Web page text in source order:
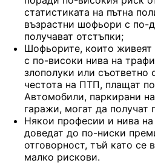
статистиката на пътна
възрастни шофьори с по-
получават отстъпки;
Шофьорите, които живеят
с по-високи нива на
злополуки или съответно
честота на ПТП, плащат
Автомобили, паркирани
гаражи, могат да получат
Някои професии и нива
доведат до по-ниски
отговорност, тъй като се
малко рискови.